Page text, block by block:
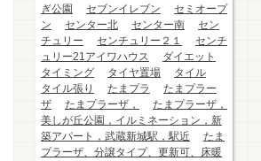
ぎ公園
セブンイレブン
セミオープ
ン
センター北 センター南
セン
チュリー
センチュリー２１
センチ
ュリー21アイワハウス
ダイエット
タイミング
タイヤ置場
タイル
タイル張り
たまプラ
たまプラー
ザ
たまプラーザ，
たまプラーザ，
美しが丘公園，イルミネーション，新
築アパート，武蔵新城駅，駅近
たま
プラーザ、分譲タイプ、更新可、床暖